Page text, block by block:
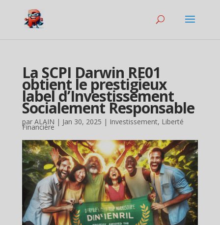
La SCPI Darwin RE01
obtient le prestigieux
label d’Investissement
Socialement Responsable
par ALAIN | Jan 30, 2025 | Investissement, Liberté
Financière